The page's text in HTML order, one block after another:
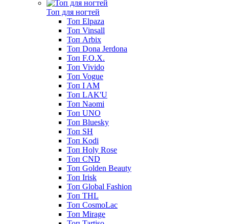
Топ для ногтей
Топ Elpaza
Топ Vinsall
Топ Arbix
Топ Dona Jerdona
Топ F.O.X.
Топ Vivido
Топ Vogue
Топ I AM
Топ LAK'U
Топ Naomi
Топ UNO
Топ Bluesky
Топ SH
Топ Kodi
Топ Holy Rose
Топ CND
Топ Golden Beauty
Топ Irisk
Топ Global Fashion
Топ THL
Топ CosmoLac
Топ Mirage